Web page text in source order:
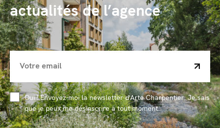
actualités de l’agence
Oui ! Envoyez-moi la newsletter d'Arte Charpentier. Je sais
que je peux me désinscrire à tout moment.